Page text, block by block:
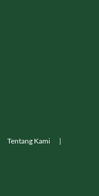
Tentang Kami